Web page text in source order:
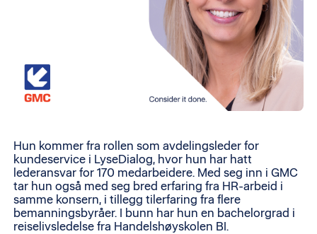
Hun kommer fra rollen som avdelingsleder for
kundeservice i LyseDialog, hvor hun har hatt
lederansvar for 170 medarbeidere. Med seg inn i GMC
tar hun også med seg bred erfaring fra HR-arbeid i
samme konsern, i tillegg tilerfaring fra flere
bemanningsbyråer. I bunn har hun en bachelorgrad i
reiselivsledelse fra Handelshøyskolen BI.